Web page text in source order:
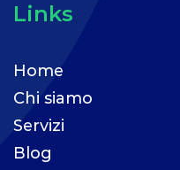
Links
Home
Chi siamo
Servizi
Blog